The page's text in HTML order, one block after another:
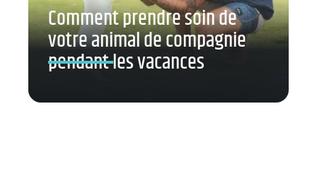
Comment prendre soin de
votre animal de compagnie
pendant les vacances